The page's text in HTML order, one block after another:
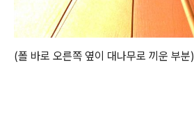
(폴 바로 오른쪽 옆이 대나무로 끼운 부분)